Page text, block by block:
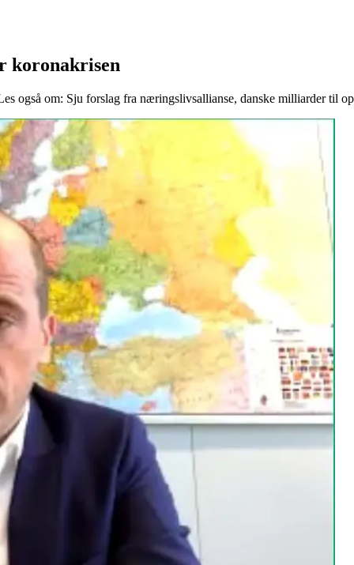
koronakrisen
også om: Sju forslag fra næringslivsallianse, danske milliarder til